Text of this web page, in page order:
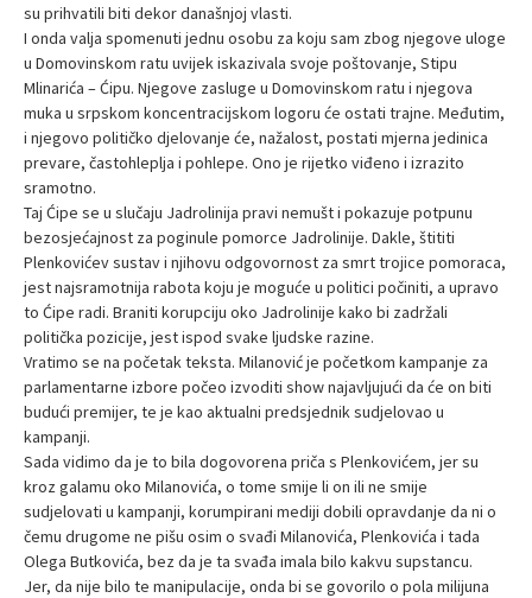
su prihvatili biti dekor današnjoj vlasti.
I onda valja spomenuti jednu osobu za koju sam zbog njegove uloge
u Domovinskom ratu uvijek iskazivala svoje poštovanje, Stipu
Mlinarića – Ćipu. Njegove zasluge u Domovinskom ratu i njegova
muka u srpskom koncentracijskom logoru će ostati trajne. Međutim,
i njegovo političko djelovanje će, nažalost, postati mjerna jedinica
prevare, častohleplja i pohlepe. Ono je rijetko viđeno i izrazito
sramotno.
Taj Ćipe se u slučaju Jadrolinija pravi nemušt i pokazuje potpunu
bezosjećajnost za poginule pomorce Jadrolinije. Dakle, štititi
Plenkovićev sustav i njihovu odgovornost za smrt trojice pomoraca,
jest najsramotnija rabota koju je moguće u politici počiniti, a upravo
to Ćipe radi. Braniti korupciju oko Jadrolinije kako bi zadržali
politička pozicije, jest ispod svake ljudske razine.
Vratimo se na početak teksta. Milanović je početkom kampanje za
parlamentarne izbore počeo izvoditi show najavljujući da će on biti
budući premijer, te je kao aktualni predsjednik sudjelovao u
kampanji.
Sada vidimo da je to bila dogovorena priča s Plenkovićem, jer su
kroz galamu oko Milanovića, o tome smije li on ili ne smije
sudjelovati u kampanji, korumpirani mediji dobili opravdanje da ni o
čemu drugome ne pišu osim o svađi Milanovića, Plenkovića i tada
Olega Butkovića, bez da je ta svađa imala bilo kakvu supstancu.
Jer, da nije bilo te manipulacije, onda bi se govorilo o pola milijuna